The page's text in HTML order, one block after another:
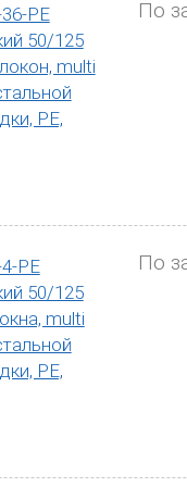
в
и механических
выбрать более
по выгодной
заказ на
PE
50/125
multi
PE,
По
PE
50/125
multi
PE,
По